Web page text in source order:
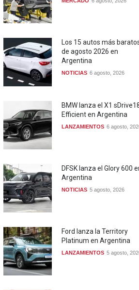
Los 15 autos más
de agosto 2026 en
Argentina
NOTICIAS 6 agosto, 2026
BMW lanza el X1
Efficient en Argentina
LANZAMIENTOS 6 agosto,
DFSK lanza el Glory 600
Argentina
NOTICIAS 5 agosto, 2026
Ford lanza la Territory
Platinum en Argentina
LANZAMIENTOS 5 agosto,